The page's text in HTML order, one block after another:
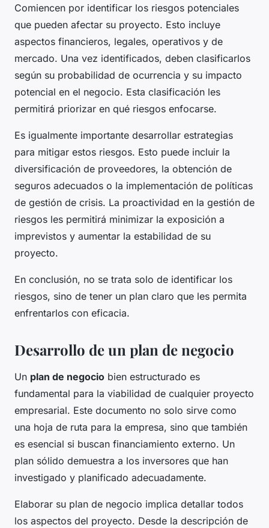
Comiencen por identificar los riesgos potenciales
que pueden afectar su proyecto. Esto incluye
aspectos financieros, legales, operativos y de
mercado. Una vez identificados, deben clasificarlos
según su probabilidad de ocurrencia y su impacto
potencial en el negocio. Esta clasificación les
permitirá priorizar en qué riesgos enfocarse.
Es igualmente importante desarrollar estrategias
para mitigar estos riesgos. Esto puede incluir la
diversificación de proveedores, la obtención de
seguros adecuados o la implementación de políticas
de gestión de crisis. La proactividad en la gestión de
riesgos les permitirá minimizar la exposición a
imprevistos y aumentar la estabilidad de su
proyecto.
En conclusión, no se trata solo de identificar los
riesgos, sino de tener un plan claro que les permita
enfrentarlos con eficacia.
Desarrollo de un plan de negocio
Un plan de negocio bien estructurado es
fundamental para la viabilidad de cualquier proyecto
empresarial. Este documento no solo sirve como
una hoja de ruta para la empresa, sino que también
es esencial si buscan financiamiento externo. Un
plan sólido demuestra a los inversores que han
investigado y planificado adecuadamente.
Elaborar su plan de negocio implica detallar todos
los aspectos del proyecto. Desde la descripción de